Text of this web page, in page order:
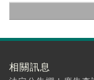
相關訊息